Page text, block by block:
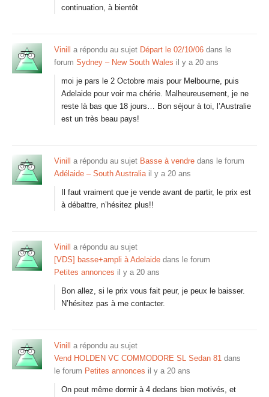
continuation, à bientôt
Vinill a répondu au sujet Départ le 02/10/06 dans le
forum Sydney – New South Wales il y a 20 ans
moi je pars le 2 Octobre mais pour Melbourne, puis
Adelaide pour voir ma chérie. Malheureusement, je ne
reste là bas que 18 jours… Bon séjour à toi, l’Australie
est un très beau pays!
Vinill a répondu au sujet Basse à vendre dans le forum
Adélaide – South Australia il y a 20 ans
Il faut vraiment que je vende avant de partir, le prix est
à débattre, n’hésitez plus!!
Vinill
a répondu au sujet
[VDS] basse+ampli à Adelaide dans le forum
Petites annonces il y a 20 ans
Bon allez, si le prix vous fait peur, je peux le baisser.
N’hésitez pas à me contacter.
Vinill
a répondu au sujet
Vend HOLDEN VC COMMODORE SL Sedan 81 dans
le forum Petites annonces il y a 20 ans
On peut même dormir à 4 dedans bien motivés, et